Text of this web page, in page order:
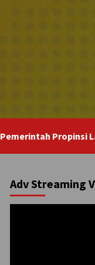
Pemerintah Propinsi
Adv Streaming